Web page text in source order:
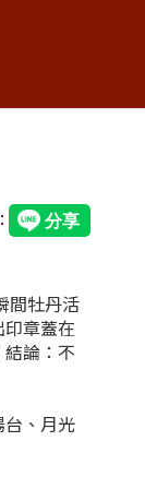
間牡丹活
章蓋在
論：不
、月光